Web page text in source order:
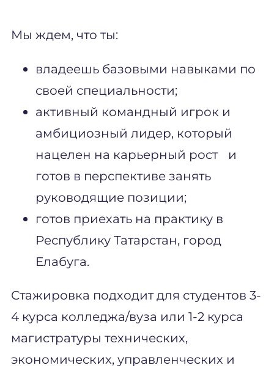
Мы ждем, что ты:
владеешь базовыми навыками по
своей специальности;
активный командный игрок и
амбициозный лидер, который
нацелен на карьерный рост и
готов в перспективе занять
руководящие позиции;
готов приехать на практику в
Республику Татарстан, город
Елабуга.
Стажировка подходит для студентов 3-
4 курса колледжа/вуза или 1-2 курса
магистратуры технических,
экономических, управленческих и